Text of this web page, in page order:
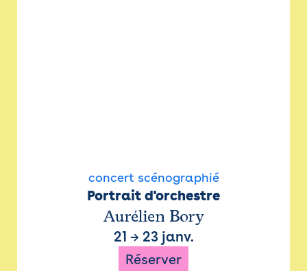
concert scénographié
Portrait d'orchestre
Aurélien Bory
21 → 23 janv.
Réserver